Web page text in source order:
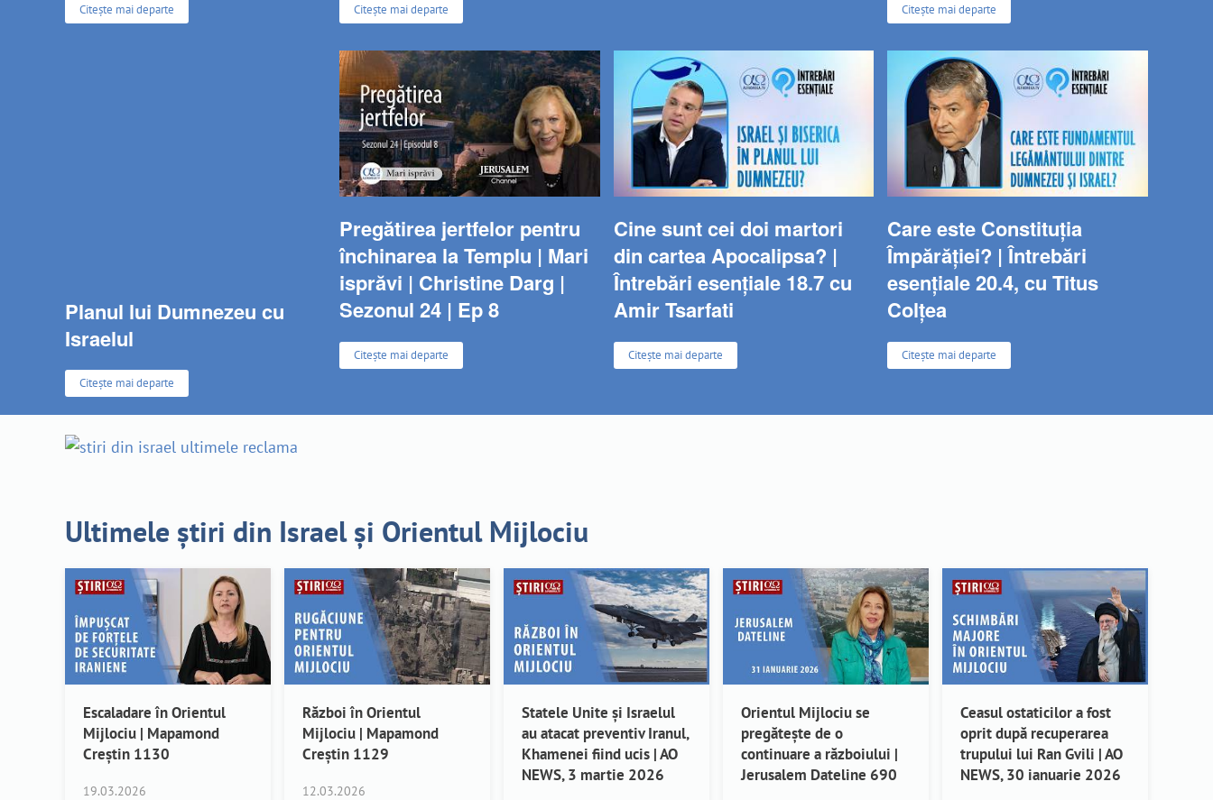
Citește mai departe Citește mai departe Citește mai departe
Planul lui Dumnezeu cu
Israelul
Citește mai departe
Pregătirea jertfelor pentru
închinarea la Templu | Mari
isprăvi | Christine Darg |
Sezonul 24 | Ep 8
Citește mai departe
Cine sunt cei doi martori
din cartea Apocalipsa? |
Întrebări esențiale 18.7 cu
Amir Tsarfati
Citește mai departe
Care este Constituția
Împărăției? | Întrebări
esențiale 20.4, cu Titus
Colțea
Citește mai departe
Ultimele știri din Israel și Orientul Mijlociu
Escaladare în Orientul
Mijlociu | Mapamond
Creștin 1130
19.03.2026
Război în Orientul
Mijlociu | Mapamond
Creștin 1129
12.03.2026
Statele Unite și Israelul
au atacat preventiv Iranul,
Khamenei fiind ucis | AO
NEWS, 3 martie 2026
Orientul Mijlociu se
pregătește de o
continuare a războiului |
Jerusalem Dateline 690
Ceasul ostaticilor a fost
oprit după recuperarea
trupului lui Ran Gvili | AO
NEWS, 30 ianuarie 2026